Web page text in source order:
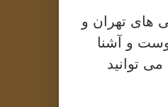
های تهران و
و آشنا
توانید